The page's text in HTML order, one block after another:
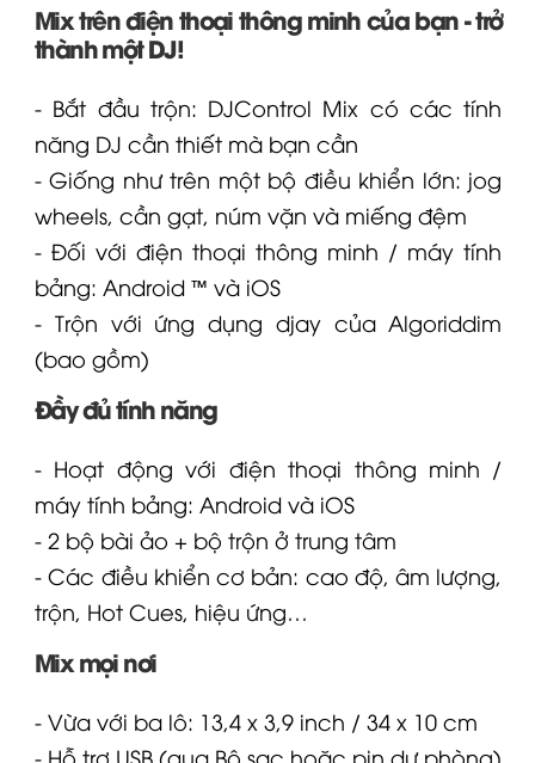
Mix trên điện thoại thông minh của bạn - trở
thành một DJ!
- Bắt đầu trộn: DJControl Mix có các tính
năng DJ cần thiết mà bạn cần
- Giống như trên một bộ điều khiển lớn: jog
wheels, cần gạt, núm vặn và miếng đệm
- Đối với điện thoại thông minh / máy tính
bảng: Android ™ và iOS
- Trộn với ứng dụng djay của Algoriddim
(bao gồm)
Đầy đủ tính năng
- Hoạt động với điện thoại thông minh /
máy tính bảng: Android và iOS
- 2 bộ bài ảo + bộ trộn ở trung tâm
- Các điều khiển cơ bản: cao độ, âm lượng,
trộn, Hot Cues, hiệu ứng…
Mix mọi nơi
- Vừa với ba lô: 13,4 x 3,9 inch / 34 x 10 cm
- Hỗ trợ USB (qua Bộ sạc hoặc pin dự phòng)